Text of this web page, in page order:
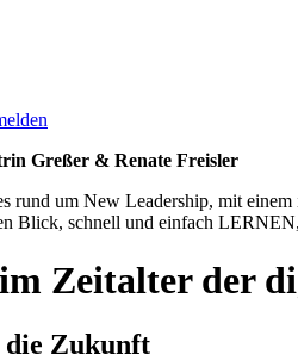
Greßer & Renate Freisler
um New Leadership, mit
Blick, schnell und einfach
Zeitalter der
Zukunft